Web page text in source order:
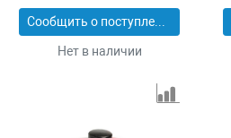
Сообщить о поступлении
Нет в наличии